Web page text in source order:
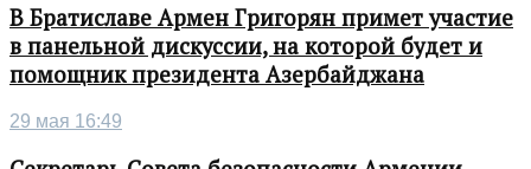
В Братиславе Армен Григорян примет участие
в панельной дискуссии, на которой будет и
помощник президента Азербайджана
29 мая 16:49